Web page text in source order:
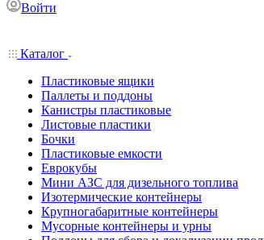
Войти
Каталог
Пластиковые ящики
Паллеты и поддоны
Канистры пластиковые
Листовые пластики
Бочки
Пластиковые емкости
Еврокубы
Мини АЗС для дизельного топлива
Изотермические контейнеры
Крупногабаритные контейнеры
Мусорные контейнеры и урны